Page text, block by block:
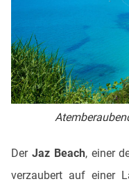
Der Jaz Beach, einer
verzaubert auf einer